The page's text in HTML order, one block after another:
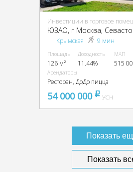
Инвестиции в торговое
Крымская 9 мин
Площадь
126 м²
Доходность
11.44%
МАП
515
Арендаторы
Ресторан, ДоДо пицца
54 000 000 pуб
УСН
Показать
Показать